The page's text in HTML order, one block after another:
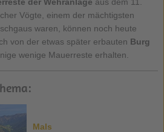
Vögte, einem der mächtigsten
waren, können noch heute
von der etwas später erbauten Burg
wenige Mauerreste erhalten.
Mals